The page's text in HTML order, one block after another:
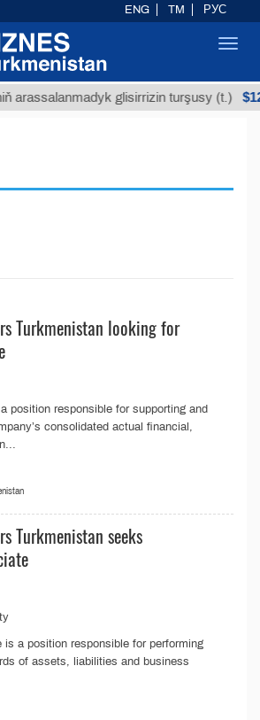
glisirrizin turşusy (t.)
Turkmenistan looking for
position responsible for supporting and
consolidated actual financial,
Turkmenistan seeks
a position responsible for performing
of assets, liabilities and business
ENG TM РУС